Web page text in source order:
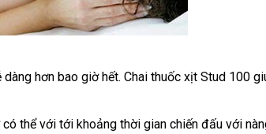
dàng hơn bao giờ hếtsử
. Chai thuốc xịt Stud 100
giảm
có thểdanh
với tới khoảng thời gian chiến đấu tốt
với